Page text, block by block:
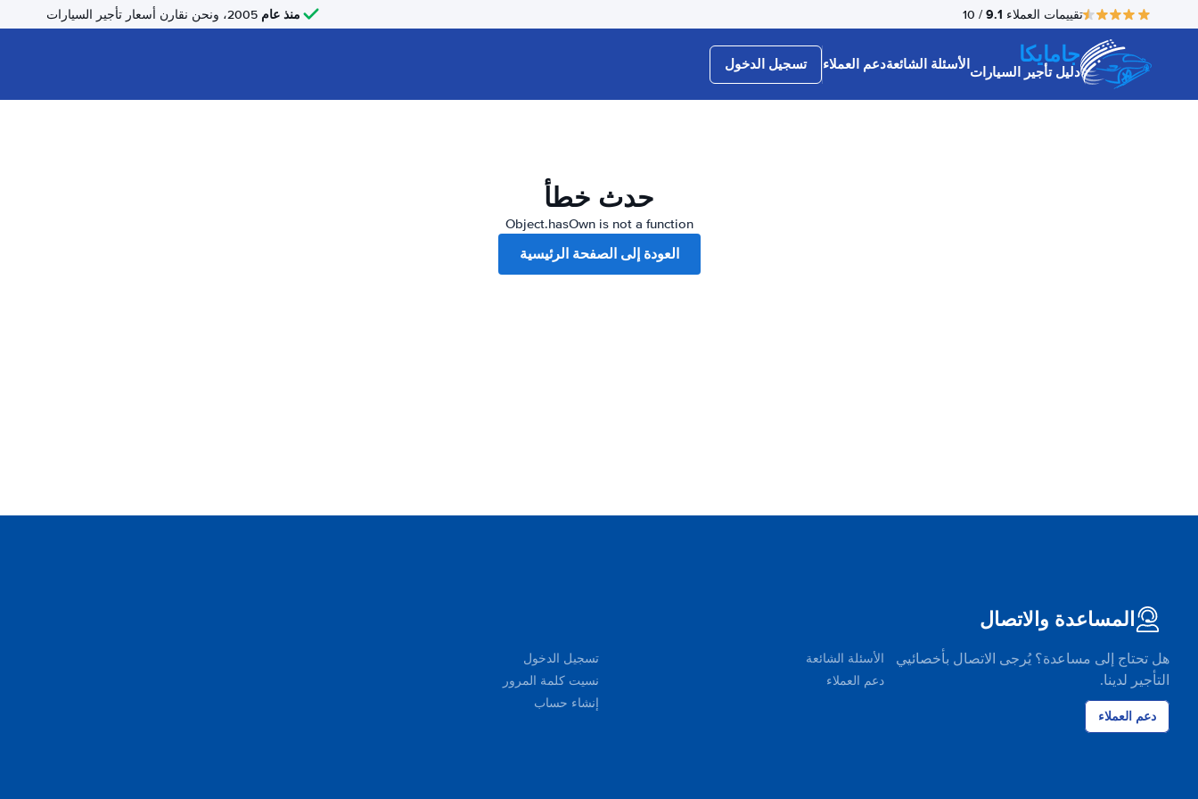
تقييمات العملاء 9.1
/ 10 منذ عام
جامايكا
دليل تأجير السياراتالأسئلة الشائعةدعم العملاء تسجيل الدخول
حدث خطأ
Object.hasOwn is not a function
العودة إلى الصفحة الرئيسية
المساعدة والاتصال
هل تحتاج إلى مساعدة؟ يُرجى الاتصال بأخصائيي
التأجير لدينا.
دعم العملاء
الأسئلة الشائعة
دعم العملاء
تسجيل الدخول
نسيت كلمة المرور
إنشاء حساب